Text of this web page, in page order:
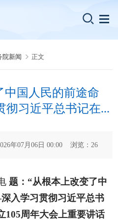
院新闻 正文
中国人民的前途命
习近平总书记在...
年07月06日 00:00 浏览： 26
题：“从根本上改变了中
入学习贯彻习近平总书
105周年大会上重要讲话